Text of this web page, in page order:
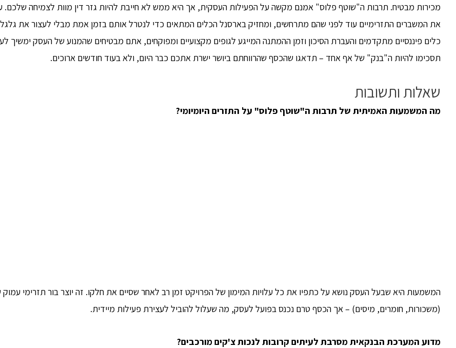
מכירות מבטיח. תרבות ה"שוטף פלוס" אמנם מקשה על הפעילות העסקית, אך היא ממש לא חייבת להיות גזר דין מוות לצמיחה שלכם.
את המשברים התזרימיים עוד לפני שהם מתרחשים, ומחזיק בארסנל הכלים המתאים כדי לנטרל אותם בזמן אמת מבלי לעצור את גלגלי
כלים פיננסיים מתקדמים והעברת הסיכון וזמן ההמתנה המייגע לגופים מקצועיים ומפוקחים, אתם מבטיחים שהמנוע של העסק ימשיך
תסכימו להיות ה"בנק" של אף אחד – תדאגו שהכסף שהרווחתם ביושר ישרת אתכם כבר היום, ולא בעוד חודשים ארוכים.
שאלות ותשובות
מה המשמעות האמיתית של תרבות ה"שוטף פלוס" על התזרים היומיומי?
המשמעות היא שבעל העסק נושא על כתפיו את כל עלויות המימון של הפרויקט זמן רב לאחר שסיים את חלקו. זה יוצר בור תזרימי עמוק
(משכורות, חומרים, מיסים) – אך הכסף טרם נכנס בפועל לעסק, מה שעלול להוביל לעצירת פעילות מיידית.
מדוע המערכת הבנקאית מסרבת לעיתים קרובות לנכות צ'קים מורכבים?